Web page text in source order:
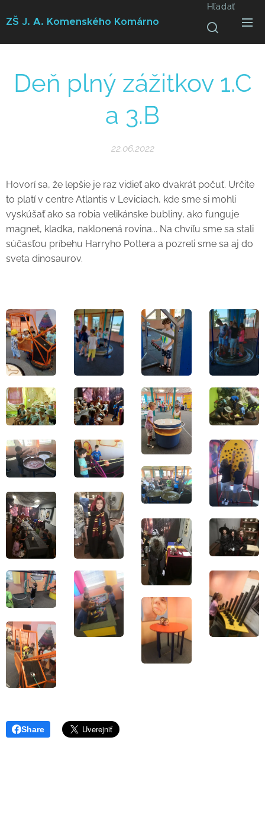
ZŠ J. A. Komenského Komárno
Hľadať
Deň plný zážitkov 1.C
a 3.B
22.06.2022
Hovorí sa, že lepšie je raz vidieť ako dvakrát počuť. Určite
to platí v centre Atlantis v Leviciach, kde sme si mohli
vyskúšať ako sa robia velikánske bubliny, ako funguje
magnet, kladka, naklonená rovina... Na chvíľu sme sa stali
súčasťou príbehu Harryho Pottera a pozreli sme sa aj do
sveta dinosaurov.
Share